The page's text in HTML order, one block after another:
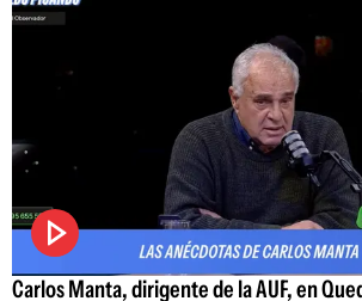
Carlos Manta, dirigente de la AUF, en